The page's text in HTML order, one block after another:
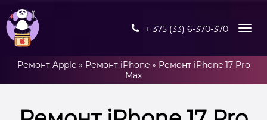
+ 375 (33) 6-370-370
Ремонт Apple» Ремонт iPhone» Ремонт iPhone 17 Pro
Max